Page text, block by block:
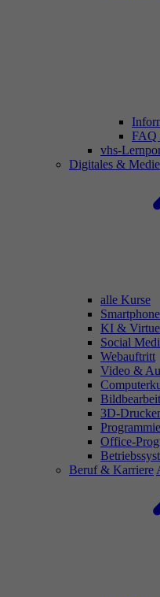
FAQ
vhs-
Digitales &
alle Kurse
KI &
Social
Webauftritt
Video &
3D-
Office-
Beruf & Karriere